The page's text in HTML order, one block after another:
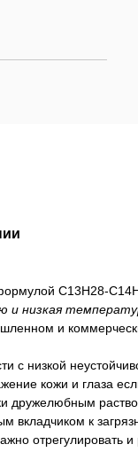
C13H28-
и низкая
и
с низкой
кожи и глаза
дружелюбным
к
отрегулировать